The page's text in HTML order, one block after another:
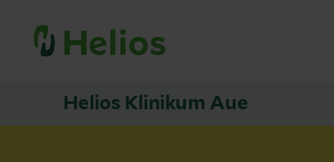
Helios Klinikum Aue